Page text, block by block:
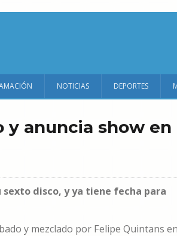
NOTICIAS DEPORTES
y anuncia show en
sexto disco, y ya tiene fecha para
y mezclado por Felipe Quintans